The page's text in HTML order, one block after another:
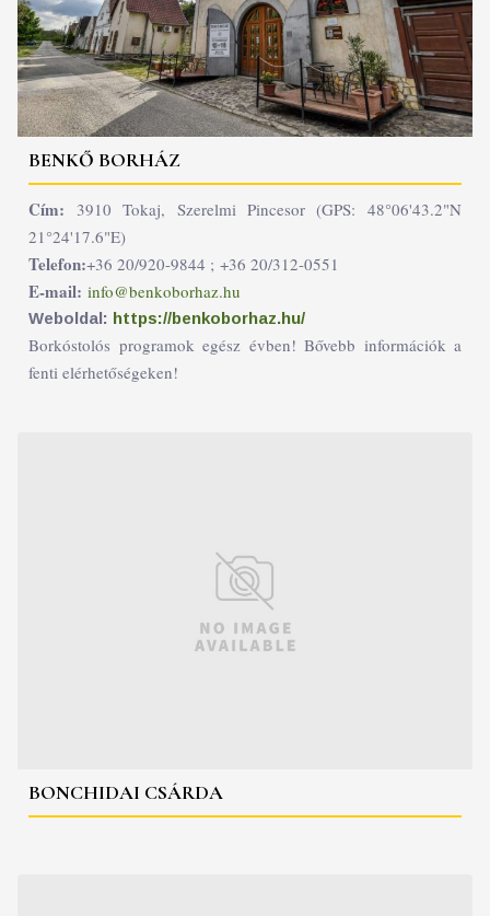
BENKŐ BORHÁZ
Cím: 3910 Tokaj, Szerelmi Pincesor (GPS: 48°06'43.2"N
21°24'17.6"E)
Telefon:+36 20/920-9844 ; +36 20/312-0551
E-mail: info@benkoborhaz.hu
Weboldal: https://benkoborhaz.hu/
Borkóstolós programok egész évben! Bővebb információk a
fenti elérhetőségeken!
BONCHIDAI CSÁRDA